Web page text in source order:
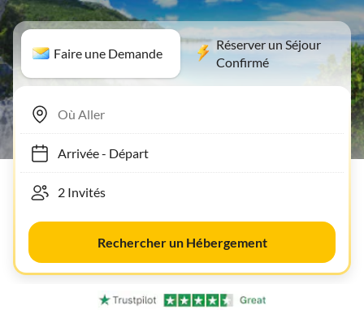
Faire une Demande
Réserver un Séjour
Confirmé
Arrivée- Départ
Rechercher un Hébergement